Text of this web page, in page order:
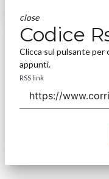
close
Codice
Clicca sul pulsante per
appunti.
RSS link